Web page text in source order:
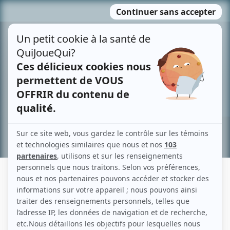
MENU
contenu
Recherche avancée »
MARIANE LALUMIÈRE
Liens
Fiche de Mariane Lalumière sur Showbizz.net